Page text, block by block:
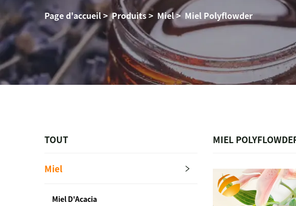
Page d'accueil>Produits> Miel> Miel Polyflowder
TOUT
Miel
Miel D'Acacia
MIEL